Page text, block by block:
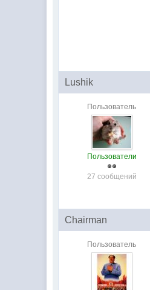
Lushik
Пользователь
Пользователи
27 сообщений
Chairman
Пользователь